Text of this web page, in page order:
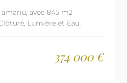
avec 845 m2
Lumière et Eau.
374 000 €